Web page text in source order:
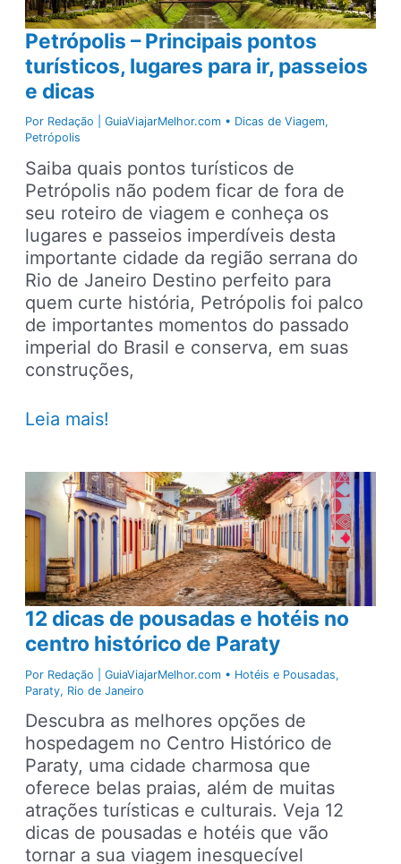
Petrópolis – Principais pontos
turísticos, lugares para ir, passeios
e dicas
Por Redação | GuiaViajarMelhor.com • Dicas de Viagem,
Petrópolis
Saiba quais pontos turísticos de
Petrópolis não podem ficar de fora de
seu roteiro de viagem e conheça os
lugares e passeios imperdíveis desta
importante cidade da região serrana do
Rio de Janeiro Destino perfeito para
quem curte história, Petrópolis foi palco
de importantes momentos do passado
imperial do Brasil e conserva, em suas
construções,
Petrópolis
pontos
turísticos,
lugares
para
passeios
e
dicas
Leia mais!
12 dicas de pousadas e hotéis no
centro histórico de Paraty
Por Redação | GuiaViajarMelhor.com • Hotéis e Pousadas,
Paraty, Rio de Janeiro
Descubra as melhores opções de
hospedagem no Centro Histórico de
Paraty, uma cidade charmosa que
oferece belas praias, além de muitas
atrações turísticas e culturais. Veja 12
dicas de pousadas e hotéis que vão
tornar a sua viagem inesquecível